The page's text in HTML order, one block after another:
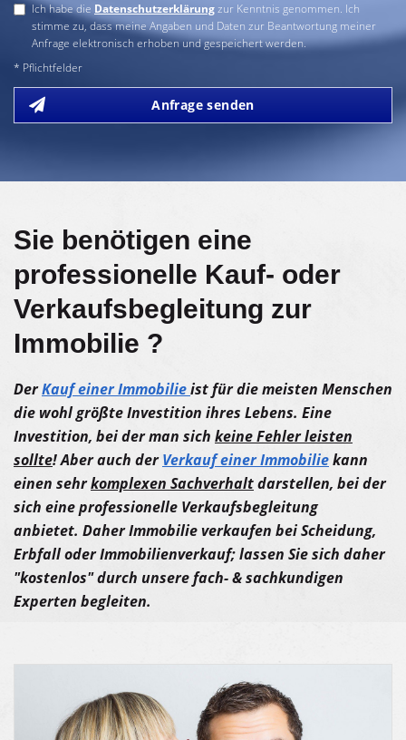
Ich habe die Datenschutzerklärungzur Kenntnis genommen. Ich
stimme zu, dass meine Angaben und Daten zur Beantwortung meiner
Anfrage elektronisch erhoben und gespeichert werden.
* Pflichtfelder
Anfrage senden
Sie benötigen eine
professionelle Kauf- oder
Verkaufsbegleitung zur
Immobilie ?
DerKauf einer Immobilieist für die meisten Menschen
die wohl größte Investition ihres Lebens. Eine
Investition, bei der man sich keine Fehler leisten
sollte! Aber auch derVerkauf einer Immobiliekann
einen sehrkomplexen Sachverhaltdarstellen, bei der
sich eine professionelle Verkaufsbegleitung
anbietet. Daher Immobilie verkaufen bei Scheidung,
Erbfall oder Immobilienverkauf; lassen Sie sich daher
"kostenlos" durch unsere fach- & sachkundigen
Experten begleiten.